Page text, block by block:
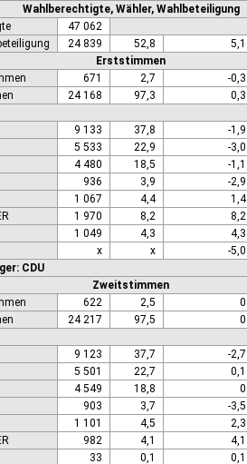
Wahlberechtigte, Wähler, Wahlbeteiligung
47 062
24 839 52,8 5,1
Erststimmen
671 2,7 -0,3
24 168 97,3 0,3
9 133 37,8 -1,9
5 533 22,9 -3,0
4 480 18,5 -1,1
936 3,9 -2,9
1 067 4,4 1,4
1 970 8,2 8,2
1 049 4,3 4,3
x x -5,0
CDU
Zweitstimmen
622 2,5 0
24 217 97,5 0
9 123 37,7 -2,7
5 501 22,7 0,1
4 549 18,8 0
903 3,7 -3,5
1 101 4,5 2,3
982 4,1 4,1
33 0,1 0,1